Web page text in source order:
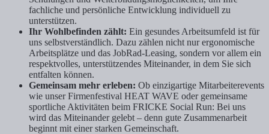
fachliche und persönliche Entwicklung individuell zu
unterstützen.
Ihr Wohlbefinden zählt: Ein gesundes Arbeitsumfeld ist für
uns selbstverständlich. Dazu zählen nicht nur ergonomische
Arbeitsplätze und das JobRad-Leasing, sondern vor allem ein
respektvolles, unterstützendes Miteinander, in dem Sie sich
entfalten können.
Gemeinsam mehr erleben: Ob einzigartige Mitarbeiterevents
wie unser Firmenfestival HEAT WAVE oder gemeinsame
sportliche Aktivitäten beim FRICKE Social Run: Bei uns
wird das Miteinander gelebt – denn gute Zusammenarbeit
beginnt mit einer starken Gemeinschaft.